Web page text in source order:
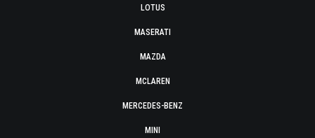
LOTUS
MASERATI
MAZDA
MCLAREN
MERCEDES-BENZ
MINI